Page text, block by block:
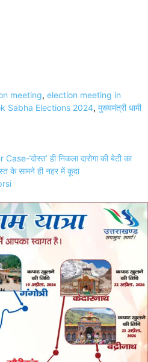
meeting, election meeting in
Sabha Elections 2024, मुख्यमंत्री धामी
‘दोस्त’ ही निकला दारोगा की बेटी का
के सामने ही नहर में कूदा